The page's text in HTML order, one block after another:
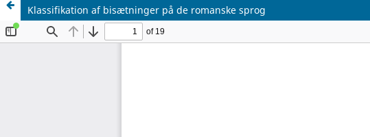
Klassifikation af bisætninger på de romanske sprog